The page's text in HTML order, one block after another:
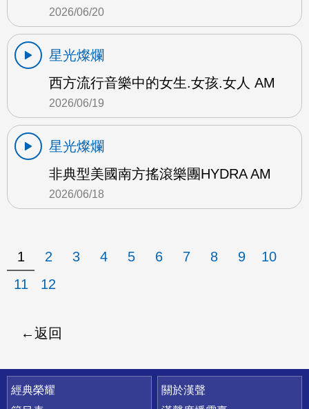
2026/06/20
星光燦爛
西方流行音樂中的女生.女孩.女人 AM
2026/06/19
星光燦爛
非典型美國南方搖滾樂團HYDRA AM
2026/06/18
1 2 3 4 5 6 7 8 9
10
11
12
返回
快速連結
經典榮耀
關於漢聲